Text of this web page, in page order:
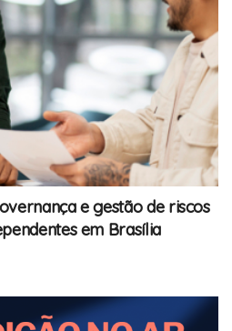
e gestão de riscos
em Brasília